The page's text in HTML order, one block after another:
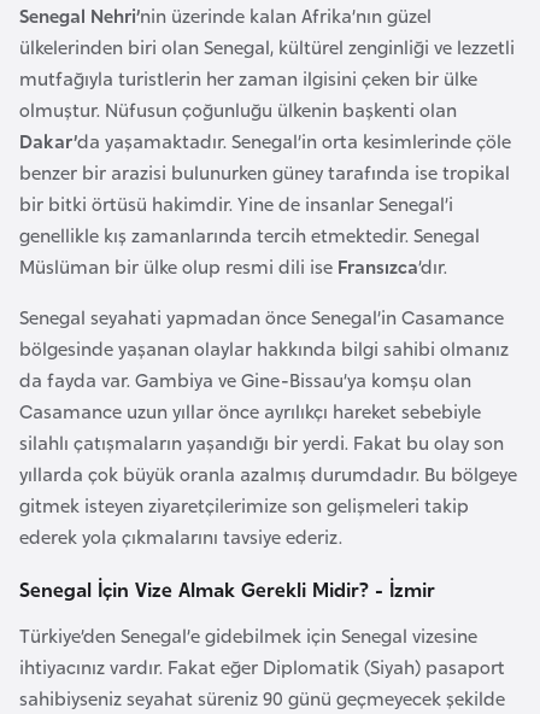
Senegal Nehri’nin üzerinde kalan Afrika’nın güzel
ülkelerinden biri olan Senegal, kültürel zenginliği ve lezzetli
mutfağıyla turistlerin her zaman ilgisini çeken bir ülke
olmuştur. Nüfusun çoğunluğu ülkenin başkenti olan
Dakar’da yaşamaktadır. Senegal’in orta kesimlerinde çöle
benzer bir arazisi bulunurken güney tarafında ise tropikal
bir bitki örtüsü hakimdir. Yine de insanlar Senegal’i
genellikle kış zamanlarında tercih etmektedir. Senegal
Müslüman bir ülke olup resmi dili ise Fransızca’dır.
Senegal seyahati yapmadan önce Senegal’in Casamance
bölgesinde yaşanan olaylar hakkında bilgi sahibi olmanız
da fayda var. Gambiya ve Gine-Bissau’ya komşu olan
Casamance uzun yıllar önce ayrılıkçı hareket sebebiyle
silahlı çatışmaların yaşandığı bir yerdi. Fakat bu olay son
yıllarda çok büyük oranla azalmış durumdadır. Bu bölgeye
gitmek isteyen ziyaretçilerimize son gelişmeleri takip
ederek yola çıkmalarını tavsiye ederiz.
Senegal İçin Vize Almak Gerekli Midir? - İzmir
Türkiye’den Senegal’e gidebilmek için Senegal vizesine
ihtiyacınız vardır. Fakat eğer Diplomatik (Siyah) pasaport
sahibiyseniz seyahat süreniz 90 günü geçmeyecek şekilde
B
e
l
ç
i
k
a
e
n
i
n
B
o
n
a
H
e